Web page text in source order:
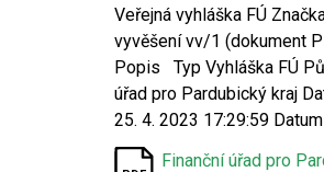
Veřejná vyhláška FÚ
vyvěšení vv/1 (dokument
Popis Typ Vyhláška FÚ
úřad pro Pardubický kraj
25. 4. 2023 17:29:59
Finanční úřad pro